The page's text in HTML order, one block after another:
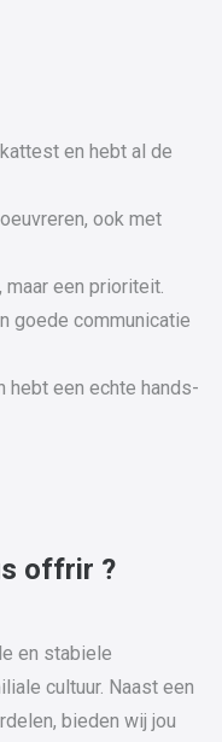
en hebt al de
ook met
een prioriteit.
goede communicatie
hebt een echte hands-
offrir ?
en stabiele
cultuur. Naast een
bieden wij jou